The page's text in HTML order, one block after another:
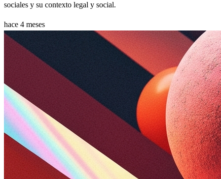
sociales y su contexto legal y social.
hace 4 meses